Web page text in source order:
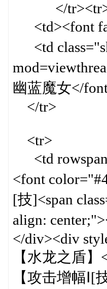
</
<td><font
<td
幽蓝魔女</
</tr>
<tr>
<td
<font
[技]<span
align:
</div><div
【水龙之盾】
【攻击增幅Ⅰ[